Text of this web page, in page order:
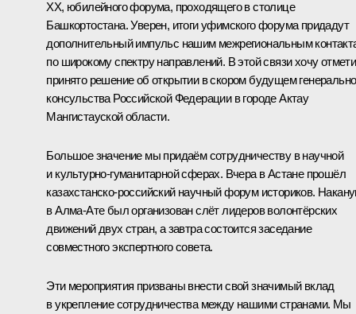
XX, юбилейного форума, проходящего в столице
Башкортостана. Уверен, итоги уфимского форума придадут
дополнительный импульс нашим межрегиональным
по широкому спектру направлений. В этой связи хочу
принято решение об открытии в скором будущем
консульства Российской Федерации в городе Актау
Мангистауской области.
Большое значение мы придаём сотрудничеству в научной
и культурно-гуманитарной сферах. Вчера в Астане прошёл
казахстанско-российский научный форум историков.
в Алма-Ате был организован слёт лидеров волонтёрских
движений двух стран, а завтра состоится заседание
совместного экспертного совета.
Эти мероприятия призваны внести свой значимый вклад
в укрепление сотрудничества между нашими странами. Мы